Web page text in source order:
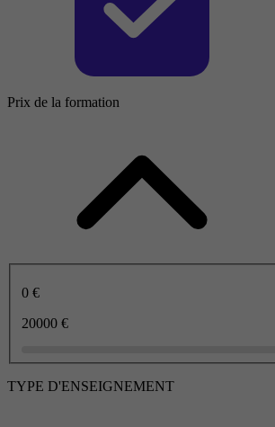
Prix de la formation
0 €
20000 €
TYPE D'ENSEIGNEMENT